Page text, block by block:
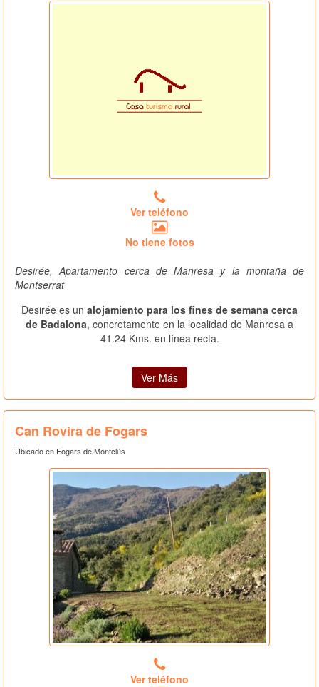
Ver teléfono
No tiene fotos
Desirée, Apartamento cerca de Manresa y la montaña de
Montserrat
Desirée es un alojamiento para los fines de semana cerca
de Badalona, concretamente en la localidad de Manresa a
41.24 Kms. en línea recta.
Ver Más
Can Rovira de Fogars
Ubicado en Fogars de Montclús
Ver teléfono